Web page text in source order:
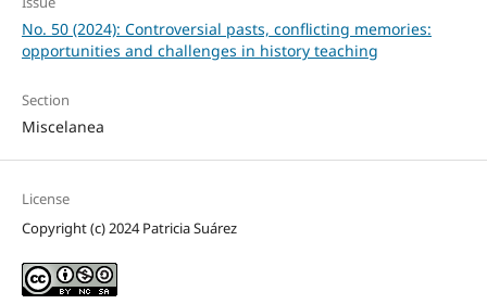
No. 50 (2024): Controversial pasts, conflicting memories:
opportunities and challenges in history teaching
Section
Miscelanea
License
Copyright (c) 2024 Patricia Suárez